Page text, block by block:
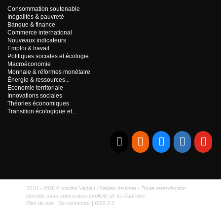
Consommation soutenable
Inégalités & pauvreté
Banque & finance
Commerce international
Nouveaux indicateurs
Emploi & travail
Politiques sociales et écologie
Macroéconomie
Monnaie & réformes monétaire
Énergie & ressources...
Economie territoriale
Innovations sociales
Théories économiques
Transition écologique et...
2010 - 2026 © Institut Veblen / Veblen Institute - Toute reproduction
interdite sans autorisation explicite de la rédaction.
Plan du site |Se connecter | RSS 2.0